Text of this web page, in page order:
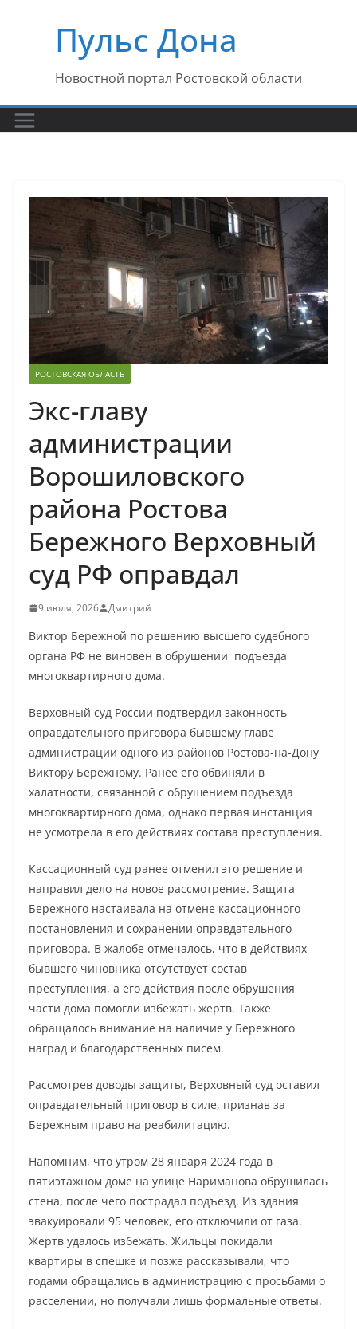
содержимомуПульс Дона
Новостной портал Ростовской области
РОСТОВСКАЯ ОБЛАСТЬ
Экс-главу
администрации
Ворошиловского
района Ростова
Бережного Верховный
суд РФ оправдал
9 июля, 2026 Дмитрий
Виктор Бережной по решению высшего судебного
органа РФ не виновен в обрушении подъезда
многоквартирного дома.
Верховный суд России подтвердил законность
оправдательного приговора бывшему главе
администрации одного из районов Ростова-на-Дону
Виктору Бережному. Ранее его обвиняли в
халатности, связанной с обрушением подъезда
многоквартирного дома, однако первая инстанция
не усмотрела в его действиях состава преступления.
Кассационный суд ранее отменил это решение и
направил дело на новое рассмотрение. Защита
Бережного настаивала на отмене кассационного
постановления и сохранении оправдательного
приговора. В жалобе отмечалось, что в действиях
бывшего чиновника отсутствует состав
преступления, а его действия после обрушения
части дома помогли избежать жертв. Также
обращалось внимание на наличие у Бережного
наград и благодарственных писем.
Рассмотрев доводы защиты, Верховный суд оставил
оправдательный приговор в силе, признав за
Бережным право на реабилитацию.
Напомним, что утром 28 января 2024 года в
пятиэтажном доме на улице Нариманова обрушилась
стена, после чего пострадал подъезд. Из здания
эвакуировали 95 человек, его отключили от газа.
Жертв удалось избежать. Жильцы покидали
квартиры в спешке и позже рассказывали, что
годами обращались в администрацию с просьбами о
расселении, но получали лишь формальные ответы.